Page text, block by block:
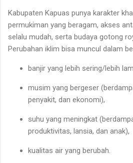
Kabupaten Kapuas punya karakter
permukiman yang beragam, akses
selalu mudah, serta budaya gotong
Perubahan iklim bisa muncul dalam
banjir yang lebih sering/lebih
musim yang bergeser
penyakit, dan ekonomi),
suhu yang meningkat
produktivitas, lansia, dan anak),
kualitas air yang berubah.